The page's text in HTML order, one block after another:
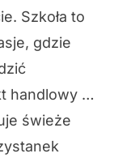
Szkoła to
gdzie
handlowy …
świeże